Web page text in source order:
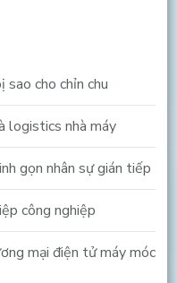
sao cho chỉn chu
logistics nhà máy
gọn nhân sự gián tiếp
công nghiệp
mại điện tử máy móc